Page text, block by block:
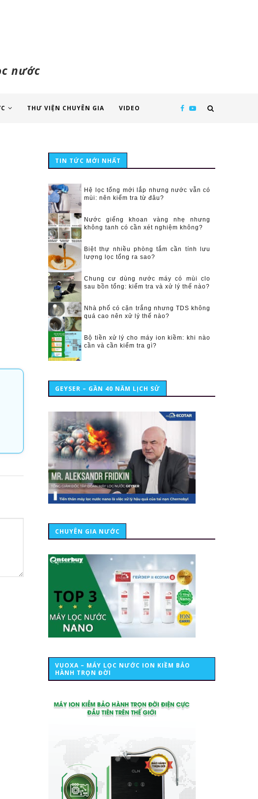
nước
THƯ VIỆN CHUYÊN GIA VIDEO
TIN TỨC MỚI NHẤT
Hệ lọc tổng mới lắp nhưng nước vẫn có
mùi: nên kiểm tra từ đâu?
Nước giếng khoan vàng nhẹ nhưng
không tanh có cần xét nghiệm không?
Biệt thự nhiều phòng tắm cần tính lưu
lượng lọc tổng ra sao?
Chung cư dùng nước máy có mùi clo
sau bồn tổng: kiểm tra và xử lý thế nào?
Nhà phố có cặn trắng nhưng TDS không
quá cao nên xử lý thế nào?
Bộ tiền xử lý cho máy ion kiềm: khi nào
cần và cần kiểm tra gì?
GEYSER – GẦN 40 NĂM LỊCH SỬ
CHUYÊN GIA NƯỚC
VUOXA – MÁY LỌC NƯỚC ION KIỀM BẢO
HÀNH TRỌN ĐỜI